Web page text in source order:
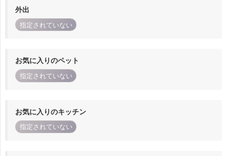
外出
指定されていない
お気に入りのペット
指定されていない
お気に入りのキッチン
指定されていない